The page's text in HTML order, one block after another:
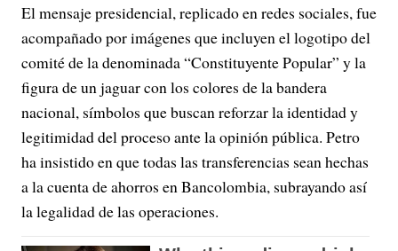
El mensaje presidencial, replicado en redes sociales, fue
acompañado por imágenes que incluyen el logotipo del
comité de la denominada “Constituyente Popular” y la
figura de un jaguar con los colores de la bandera
nacional, símbolos que buscan reforzar la identidad y
legitimidad del proceso ante la opinión pública. Petro
ha insistido en que todas las transferencias sean hechas
a la cuenta de ahorros en Bancolombia, subrayando así
la legalidad de las operaciones.